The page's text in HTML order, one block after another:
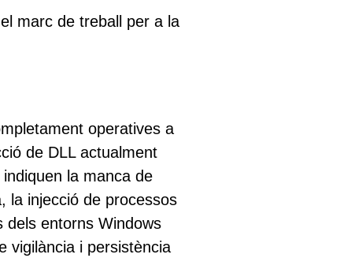
marc de treball per a la
operatives a
de DLL actualment
la manca de
la injecció de processos
dels entorns Windows
vigilància i persistència